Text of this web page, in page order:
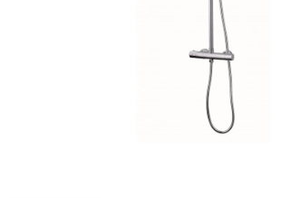
PRÍSLUŠENSTVO K SPRCHOVÝM KÚTOM A
Obchodné podmienky